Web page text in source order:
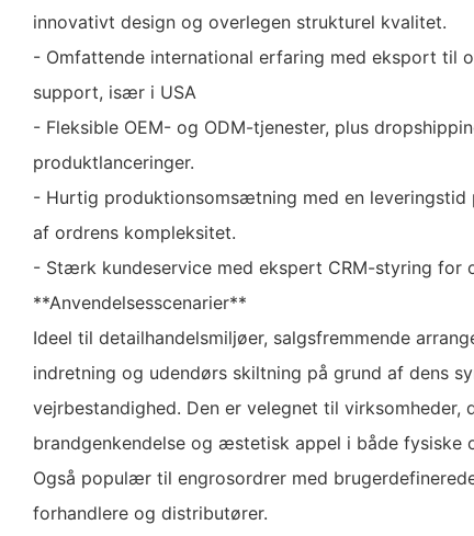
innovativt design og overlegen strukturel kvalitet.
- Omfattende international erfaring med eksport til
support, især i USA
- Fleksible OEM- og ODM-tjenester, plus
produktlanceringer.
- Hurtig produktionsomsætning med en
af ordrens kompleksitet.
- Stærk kundeservice med ekspert CRM-styring for
**Anvendelsesscenarier**
Ideel til detailhandelsmiljøer, salgsfremmende
indretning og udendørs skiltning på grund af dens
vejrbestandighed. Den er velegnet til virksomheder,
brandgenkendelse og æstetisk appel i både fysiske
Også populær til engrosordrer med
forhandlere og distributører.